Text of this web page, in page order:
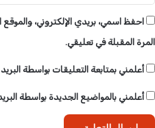
احفظ اسمي، بريدي الإلكتروني،
المرة المقبلة في تعليقي.
أعلمني بمتابعة التعليقات بواسطة البريد
أعلمني بالمواضيع الجديدة بواسطة